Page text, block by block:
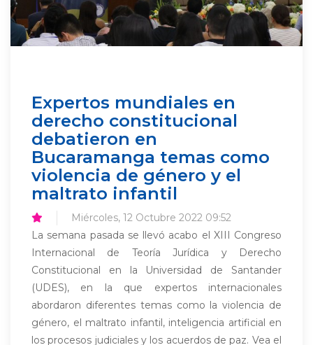
Expertos mundiales en
derecho constitucional
debatieron en
Bucaramanga temas como
violencia de género y el
maltrato infantil
Miércoles, 12 Octubre 2022 09:52
La semana pasada se llevó acabo el XIII Congreso
Internacional de Teoría Jurídica y Derecho
Constitucional en la Universidad de Santander
(UDES), en la que expertos internacionales
abordaron diferentes temas como la violencia de
género, el maltrato infantil, inteligencia artificial en
los procesos judiciales y los acuerdos de paz. Vea el